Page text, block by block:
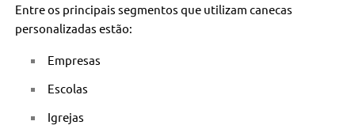
Entre os principais segmentos que utilizam canecas
personalizadas estão:
Empresas
Escolas
Igrejas